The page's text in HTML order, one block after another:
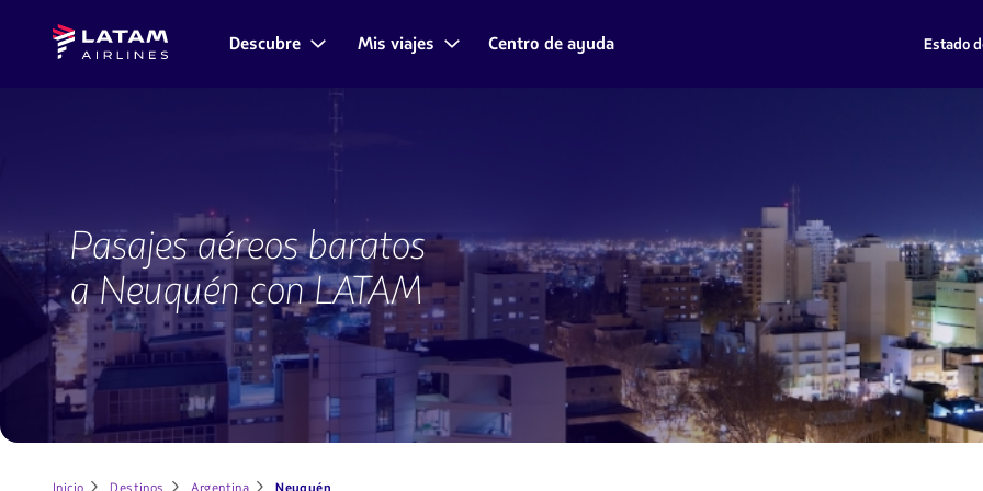
contenido
principal.
Navegación
Latam
Airlines
Descubre Mis viajes Centro de ayuda Estado
Neuquén
con
LATAM
Pasajes aéreos baratos
a Neuquén con LATAM